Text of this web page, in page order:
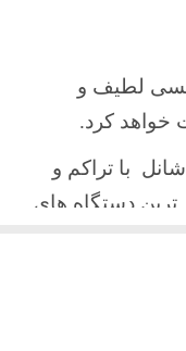
لطیف و
کرد.
با تراکم و
ترین دستگاه های
دوخته‌شده